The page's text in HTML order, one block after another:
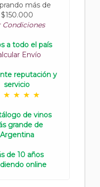
más de
$150.000
Condiciones
a todo el país
Envío
reputación y
servicio
de vinos
grande de
Argentina
de 10 años
online